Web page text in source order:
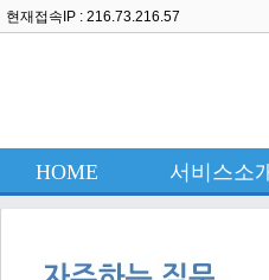
현재접속IP : 216.73.216.57
HOME 서비스소